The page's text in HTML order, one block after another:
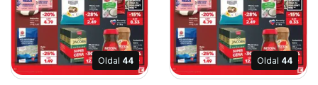
Oldal 44 Oldal 44